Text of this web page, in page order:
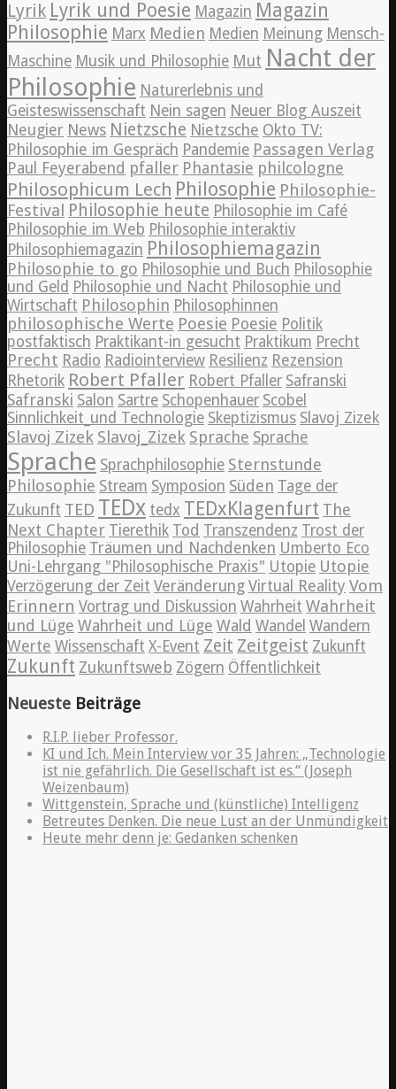
Lyrik Lyrik und Poesie Magazin Magazin
Philosophie Marx Medien Medien Meinung Mensch-
Maschine Musik und Philosophie Mut Nacht der
Philosophie Naturerlebnis und
Geisteswissenschaft Nein sagen Neuer Blog Auszeit
Neugier News Nietzsche Nietzsche Okto TV:
Philosophie im Gespräch Pandemie Passagen Verlag
Paul Feyerabend pfaller Phantasie philcologne
Philosophicum Lech Philosophie Philosophie-
Festival Philosophie heute Philosophie im Café
Philosophie im Web Philosophie interaktiv
Philosophiemagazin Philosophiemagazin
Philosophie to go Philosophie und Buch Philosophie
und Geld Philosophie und Nacht Philosophie und
Wirtschaft Philosophin Philosophinnen
philosophische Werte Poesie Poesie Politik
postfaktisch Praktikant-in gesucht Praktikum Precht
Precht Radio Radiointerview Resilienz Rezension
Rhetorik Robert Pfaller Robert Pfaller Safranski
Safranski Salon Sartre Schopenhauer Scobel
Sinnlichkeit_und Technologie Skeptizismus Slavoj Zizek
Slavoj Zizek Slavoj_Zizek Sprache Sprache
Sprache Sprachphilosophie Sternstunde
Philosophie Stream Symposion Süden Tage der
Zukunft TED TEDx tedx TEDxKlagenfurt The
Next Chapter Tierethik Tod Transzendenz Trost der
Philosophie Träumen und Nachdenken Umberto Eco
Uni-Lehrgang "Philosophische Praxis" Utopie Utopie
Verzögerung der Zeit Veränderung Virtual Reality Vom
Erinnern Vortrag und Diskussion Wahrheit Wahrheit
und Lüge Wahrheit und Lüge Wald Wandel Wandern
Werte Wissenschaft X-Event Zeit Zeitgeist Zukunft
Zukunft Zukunftsweb Zögern Öffentlichkeit
Neueste Beiträge
R.I.P. lieber Professor.
KI und Ich. Mein Interview vor 35 Jahren: „Technologie
ist nie gefährlich. Die Gesellschaft ist es.“ (Joseph
Weizenbaum)
Wittgenstein, Sprache und (künstliche) Intelligenz
Betreutes Denken. Die neue Lust an der Unmündigkeit
Heute mehr denn je: Gedanken schenken